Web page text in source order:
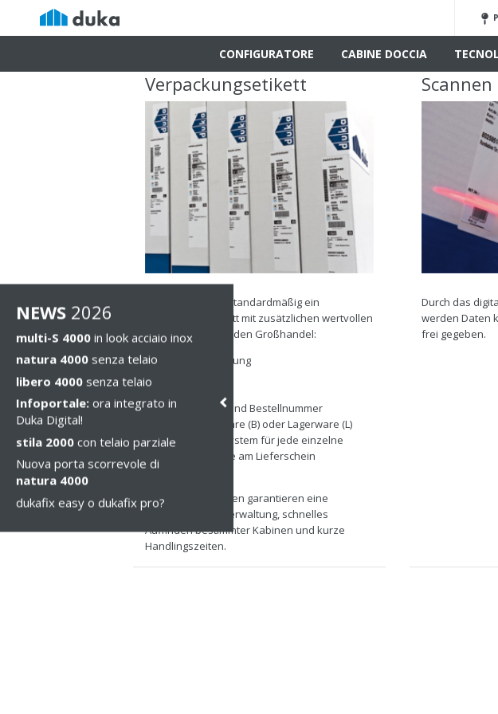
CONFIGURATORE CABINE DOCCIA
Verpackungsetikett
Duka verwendet standardmäßig ein
Verpackungsetikett mit zusätzlichen wertvollen
Informationen für den Großhandel:
> Artikelbeschreibung
> EAN-Code
> Kundenartikel- und Bestellnummer
> Beschaffungsware (B) oder Lagerware (L)
> Numerierungssystem für jede einzelne
Palette (47), die Sie am Lieferschein
wiederfinden
Diese Informationen garantieren eine
einfache Warenverwaltung, schnelles
Auffinden bestimmter Kabinen und kurze
Handlingszeiten.
Scannen
Durch das
werden Daten
frei gegeben.
NEWS 2026
multi-S 4000 in look acciaio inox
natura 4000 senza telaio
libero 4000 senza telaio
Infoportale: ora integrato in
Duka Digital!
stila 2000 con telaio parziale
Nuova porta scorrevole di
natura 4000
dukafix easy o dukafix pro?